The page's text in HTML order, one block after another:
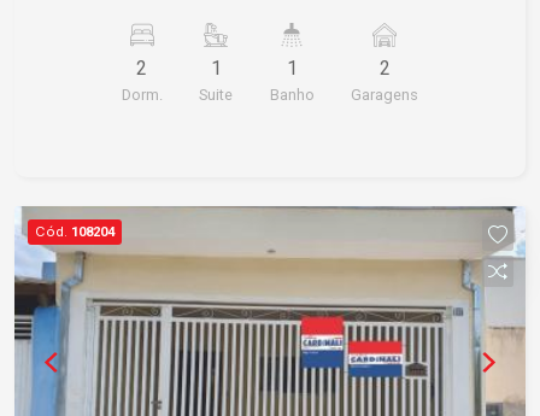
deixe de visitar e conhecer a beleza desse
imóvel de perto!
2
Dorm.
1
Suite
1
Banho
2
Garagens
Cód. 108204